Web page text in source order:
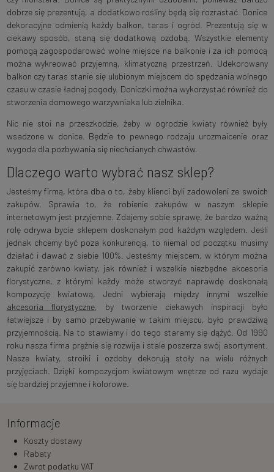
dobrze się prezentują, a dodatkowo rośliny będą się rozrastać. Donice
dekoracyjne odmienią każdy balkon, taras i ogród. Prezentują się w
ciekawy sposób, staną się dodatkową ozdobą. Wszystkie elementy
pomogą zagospodarować wolne miejsce na balkonie i za ich pomocą
można wykreować przyjemną, klimatyczną przestrzeń. Udekorowany
balkon czy taras stanie się ulubionym miejscem do spędzania wolnego
czasu w czasie ładnej pogody. Doniczki można wykorzystać również do
stworzenia domowego warzywniaka lub zielnika.
Nic nie stoi na przeszkodzie, żeby w ogrodzie kwiaty również były
wsadzone w donice. Będzie to pewnego rodzaju urozmaicenie oraz
wygoda dla pozbywania się niechcianych chwastów.
Dlaczego warto wybrać nasz sklep?
Jesteśmy firmą, która dba o to, żeby klienci byli zadowoleni ze swoich
zakupów. Sprawia to, że robienie zakupów w naszym sklepie
internetowym jest przyjemne. Zdajemy sobie sprawę, że bardzo ważną
rolę odrywa bycie sklepem doskonałym pod każdym względem. Jeśli
jednak chcemy być poza konkurencją, to niemal od początku musimy
działać i dawać z siebie 100%. Jesteśmy miejscem, w którym można
zakupić zarówno kwiaty, jak również i wszelkie niezbędne akcesoria
florystyczne, z którymi każdy może stworzyć naprawdę doskonałą
kompozycję kwiatową, Jedni wybierają między innymi wszelkie
akcesoria florystyczne, by tworzenie ciekawych inspiracji było
łatwiejsze i by samo przebywanie w takim miejscu, było prawdziwą
przyjemnością. Na to stawiamy i do tego staramy się dążyć. Od 1990
roku nasza firma prężnie się rozwija i stale poszerza swój asortyment.
Nasze kwiaty, stroiki i ozdoby dekorują stoły na wielu różnych
przyjęciach. Dzięki kompozycjom kwiatowym wnętrze od razu wydaje
się bardziej przyjemne i kolorowe.
Informacje
Koszty dostawy
Rabaty
Zwrot podatku VAT